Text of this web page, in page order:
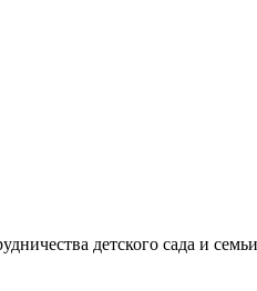
детского сада и